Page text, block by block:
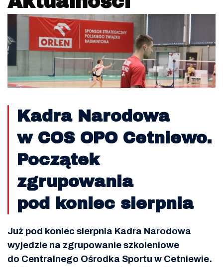
Kadra Narodowa
w COS OPO Cetniewo.
Początek
zgrupowania
pod koniec sierpnia
Już pod koniec sierpnia Kadra Narodowa
wyjedzie na zgrupowanie szkoleniowe
do Centralnego Ośrodka Sportu w Cetniewie.